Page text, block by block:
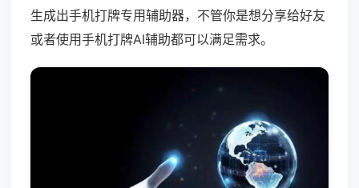
生成出手机打牌专用辅助器，不管你是想分享给好友
或者使用手机打牌AI辅助都可以满足需求。